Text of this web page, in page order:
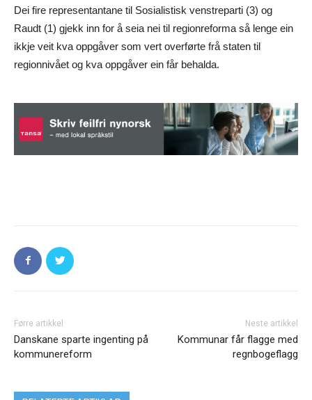
Dei fire representantane til Sosialistisk venstreparti (3) og
Raudt (1) gjekk inn for å seia nei til regionreforma så lenge ein
ikkje veit kva oppgåver som vert overførte frå staten til
regionnivået og kva oppgåver ein får behalda.
Førre artikkel
Danskane sparte ingenting på
kommunereform
Neste artikkel
Kommunar får flagge med
regnbogeflagg